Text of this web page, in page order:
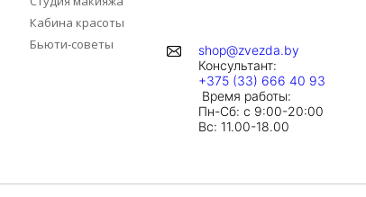
Кабина красоты
Бьюти-советы
shop@zvezda.by
Консультант:
+375 (33) 666 40 93
Время работы:
Пн-Сб: с 9:00-20:00
Вc: 11.00-18.00